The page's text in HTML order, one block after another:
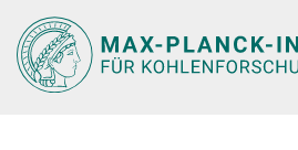
Hauptinhalt